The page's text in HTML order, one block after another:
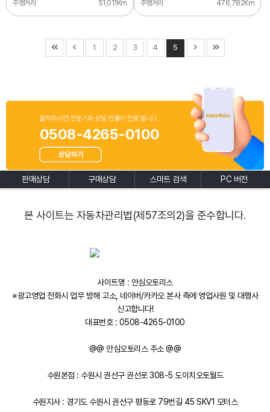
주행거리 51,011Km 주행거리 476,782Km
1 2 3 4 5
0508-4265-0100
판매상담 구매상담 스마트 검색 PC 버전
본 사이트는 자동차관리법(제57조의2)을 준수합니다.
사이트명 : 안심오토리스
※광고영업 전화시 업무 방해 고소, 네이버/카카오 본사 측에 영업사원 및 대행사
신고합니다!
대표번호 : 0508-4265-0100
@@ 안심오토리스 주소 @@
수원본점 : 수원시 권선구 권선로 308-5 도이치오토월드
수원지사 : 경기도 수원시 권선구 평동로 79번길 45 SKV1 모터스